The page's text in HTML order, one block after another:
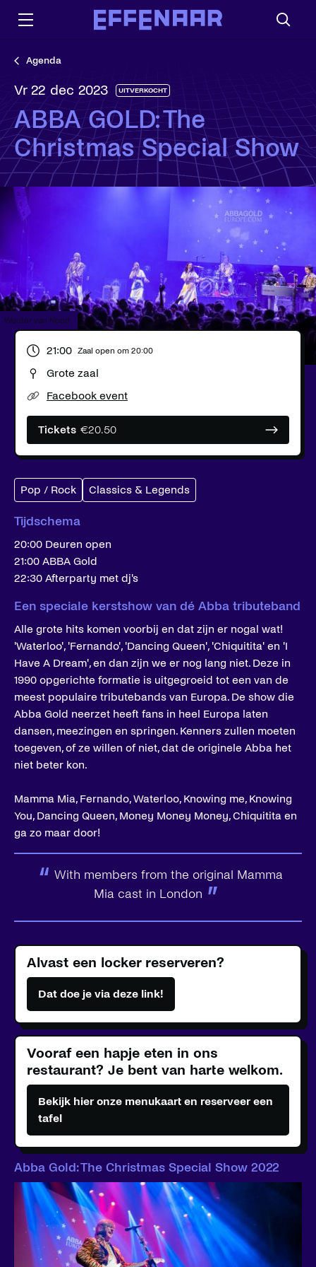
Agenda
vr 22 dec 2023 UITVERKOCHT
ABBA GOLD: The
Christmas Special Show
21:00 Zaal open om 20:00
Grote zaal
Facebook event
Tickets €20.50
Wouter van Noort
Pop / Rock Classics & Legends
Tijdschema
20:00 Deuren open
21:00 ABBA Gold
22:30 Afterparty met dj's
Een speciale kerstshow van dé Abba tributeband
Alle grote hits komen voorbij en dat zijn er nogal wat!
'Waterloo', 'Fernando', 'Dancing Queen', 'Chiquitita' en 'I
Have A Dream', en dan zijn we er nog lang niet. Deze in
1990 opgerichte formatie is uitgegroeid tot een van de
meest populaire tributebands van Europa. De show die
Abba Gold neerzet heeft fans in heel Europa laten
dansen, meezingen en springen. Kenners zullen moeten
toegeven, of ze willen of niet, dat de originele Abba het
niet beter kon.
Mamma Mia, Fernando, Waterloo, Knowing me, Knowing
You, Dancing Queen, Money Money Money, Chiquitita en
ga zo maar door!
“ With members from the original Mamma
Mia cast in London ”
Alvast een locker reserveren?
Dat doe je via deze link!
Vooraf een hapje eten in ons
restaurant? Je bent van harte welkom.
Bekijk hier onze menukaart en reserveer een
tafel
Abba Gold: The Christmas Special Show 2022